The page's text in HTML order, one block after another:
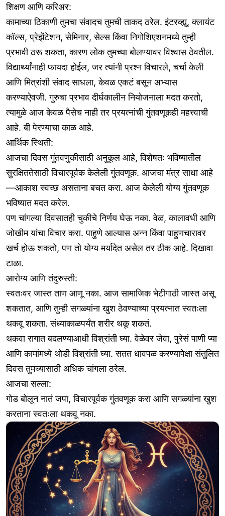
शिक्षण आणि करिअर:
कामाच्या ठिकाणी तुमचा संवादच तुमची ताकद ठरेल. इंटरव्ह्यू, क्लायंट
कॉल्स, प्रेझेंटेशन, सेमिनार, सेल्स किंवा निगोशिएशनमध्ये तुम्ही
प्रभावी ठरू शकता, कारण लोक तुमच्या बोलण्यावर विश्वास ठेवतील.
विद्यार्थ्यांनाही फायदा होईल, जर त्यांनी प्रश्न विचारले, चर्चा केली
आणि मित्रांशी संवाद साधला, केवळ एकटं बसून अभ्यास
करण्याऐवजी. गुरुचा प्रभाव दीर्घकालीन नियोजनाला मदत करतो,
त्यामुळे आज केवळ पैसेच नाही तर प्रयत्नांची गुंतवणूकही महत्त्वाची
आहे. बी पेरण्याचा काळ आहे.
आर्थिक स्थिती:
आजचा दिवस गुंतवणुकीसाठी अनुकूल आहे, विशेषतः भविष्यातील
सुरक्षिततेसाठी विचारपूर्वक केलेली गुंतवणूक. आजचा मंत्र साधा आहे
—आकाश स्वच्छ असताना बचत करा. आज केलेली योग्य गुंतवणूक
भविष्यात मदत करेल.
पण चांगल्या दिवसातही चुकीचे निर्णय घेऊ नका. वेळ, कालावधी आणि
जोखीम यांचा विचार करा. पाहुणे आल्यास अन्न किंवा पाहुणचारावर
खर्च होऊ शकतो, पण तो योग्य मर्यादेत असेल तर ठीक आहे. दिखावा
टाळा.
आरोग्य आणि तंदुरुस्ती:
स्वतःवर जास्त ताण आणू नका. आज सामाजिक भेटीगाठी जास्त असू
शकतात, आणि तुम्ही सगळ्यांना खुश ठेवण्याच्या प्रयत्नात स्वतःला
थकवू शकता. संध्याकाळपर्यंत शरीर थकू शकतं.
थकवा रागात बदलण्याआधी विश्रांती घ्या. वेळेवर जेवा, पुरेसं पाणी प्या
आणि कामांमध्ये थोडी विश्रांती घ्या. सतत धावपळ करण्यापेक्षा संतुलित
दिवस तुमच्यासाठी अधिक चांगला ठरेल.
आजचा सल्ला:
गोड बोलून नातं जपा, विचारपूर्वक गुंतवणूक करा आणि सगळ्यांना खुश
करताना स्वतःला थकवू नका.